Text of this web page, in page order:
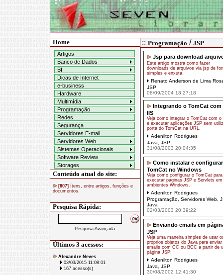
Home
Artigos
Banco de Dados
BI
Dicas de Internet
e-business
Hardware
Multimídia
Programação
Redes
Segurança
Servidores E-mail
Servidores Web
Sistemas Operacionais
Software Review
Storages
Conteúdo atual do site:
[807] ítens, entre artigos, funções e
documentos.
Pesquisa Rápida:
Pesquisa Avançada
Últimos 3 acessos:
Alexandre Neves
03/03/2015 11:08:01
167 acesso(s)
:: Programação / JSP
Jsp para download
Este artigo mostra como fazer
downloads de arquivos via jsp de
simples e enxuta.
Renato Anderson de Lima
JSP
08/09/2004 18:27:18
Integrando o TomCat com
IIS
Veja como integrar o TomCat com o
e executar aplicações JSP sem
porta do TomCat na URL.
Adenilton Rodrigues
Java
JSP
31/08/2003 20:04:35
Como instalar e
TomCat no Windows
Veja como configurar o TomCat para
executar páginas JSP e Servlets em
ambientes Windows.
Adenilton Rodrigues
Programação, Servidores Web,
Java
02/03/2003 20:39:22
Enviando emails em
JSP
Veja uma maneira simples de usar
próprios objetos do Java para enviar
emails com CC ou BCC a partir de
página JSP:
Adenilton Rodrigues
Java
JSP
30/08/2002 12:41:30